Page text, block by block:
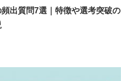
出質問7選｜特徴や選考突破の